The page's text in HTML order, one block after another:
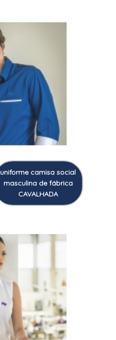
uniforme camisa social
masculina de fábrica
CAVALHADA